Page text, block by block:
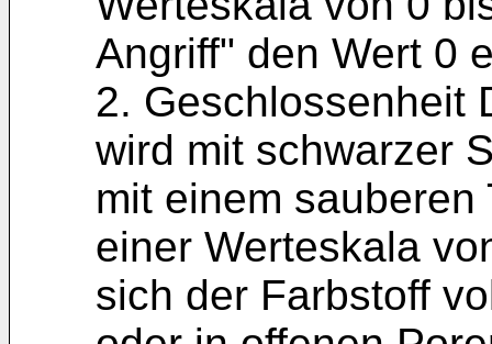
Angriff" den Wert 0
2. Geschlossenheit
wird mit schwarzer
mit einem
einer Werteskala
sich der Farbstoff